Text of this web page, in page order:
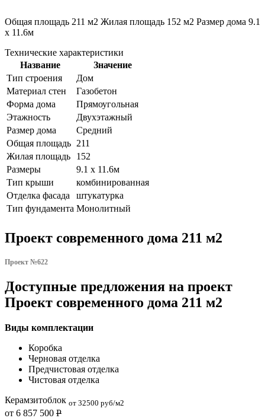
Общая площадь 211 м2 Жилая площадь 152 м2 Размер дома 9.1
х 11.6м
Технические характеристики
Название
Значение
Тип строения
Дом
Материал стен
Газобетон
Форма дома
Прямоугольная
Этажность
Двухэтажный
Размер дома
Средний
Общая площадь 211
Жилая площадь
152
Размеры
9.1 х 11.6м
Тип крыши
комбинированная
Отделка фасада
штукатурка
Тип фундамента Монолитный
Проект современного дома 211 м2
Проект №622
Доступные предложения на проект
Проект современного дома 211 м2
Виды комплектации
Коробка
Черновая отделка
Предчистовая отделка
Чистовая отделка
Керамзитоблок от 32500 руб/м2
от 6 857 500 Р